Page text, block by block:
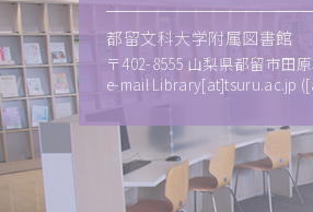
都留文科大学附属図書館
〒402-8555 山梨県都留市田
e-mail Library[at]tsuru.ac.jp